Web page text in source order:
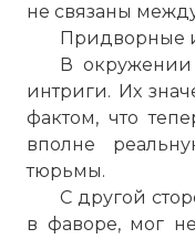
не связаны
Придворные
В окружении
интриги. Их
фактом, что
вполне
тюрьмы.
С другой
в фаворе, мог